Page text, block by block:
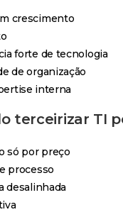
crescimento
forte de tecnologia
de organização
interna
terceirizar TI
só por preço
processo
desalinhada